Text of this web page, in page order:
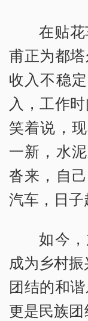
在贴
甫正为都
收入不稳
入，工作
笑着说，
一新，水
沓来，自
汽车，日子
如今
成为乡村
团结的和
更是民族团